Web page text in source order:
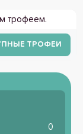
трофеем.
ТРОФЕИ
0